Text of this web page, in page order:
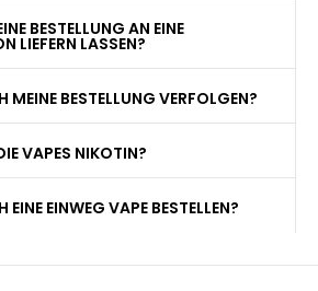
BESTELLUNG AN EINE
LIEFERN LASSEN?
MEINE BESTELLUNG VERFOLGEN?
VAPES NIKOTIN?
EINE EINWEG VAPE BESTELLEN?